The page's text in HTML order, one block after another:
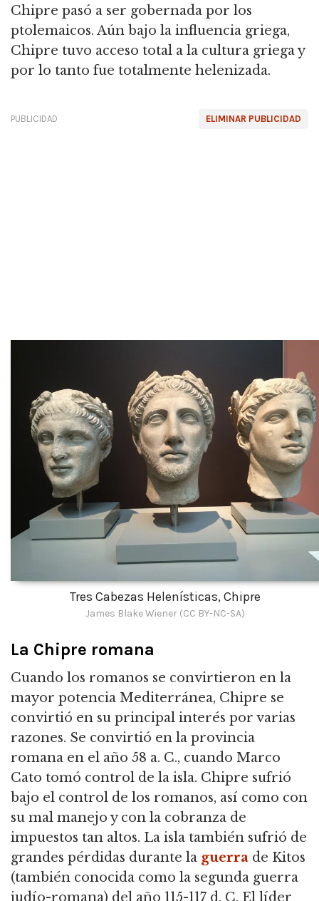
Chipre pasó a ser gobernada por los
ptolemaicos. Aún bajo la influencia griega,
Chipre tuvo acceso total a la cultura griega y
por lo tanto fue totalmente helenizada.
ELIMINAR PUBLICIDAD
PUBLICIDAD
Tres Cabezas Helenísticas, Chipre
James Blake Wiener (CC BY-NC-SA)
La Chipre romana
Cuando los romanos se convirtieron en la
mayor potencia Mediterránea, Chipre se
convirtió en su principal interés por varias
razones. Se convirtió en la provincia
romana en el año 58 a. C., cuando Marco
Cato tomó control de la isla. Chipre sufrió
bajo el control de los romanos, así como con
su mal manejo y con la cobranza de
impuestos tan altos. La isla también sufrió de
grandes pérdidas durante la guerra de Kitos
(también conocida como la segunda guerra
judío-romana) del año 115-117 d. C. El líder